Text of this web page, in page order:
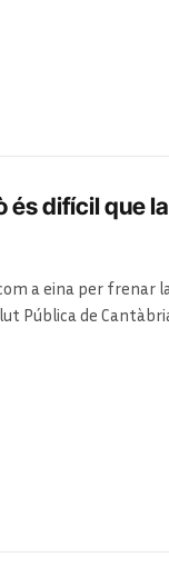
és difícil que
a eina per frenar
Pública de